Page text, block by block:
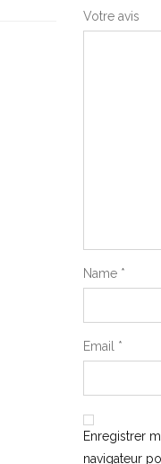
Votre avis
Name *
Email *
Enregistrer
navigateur